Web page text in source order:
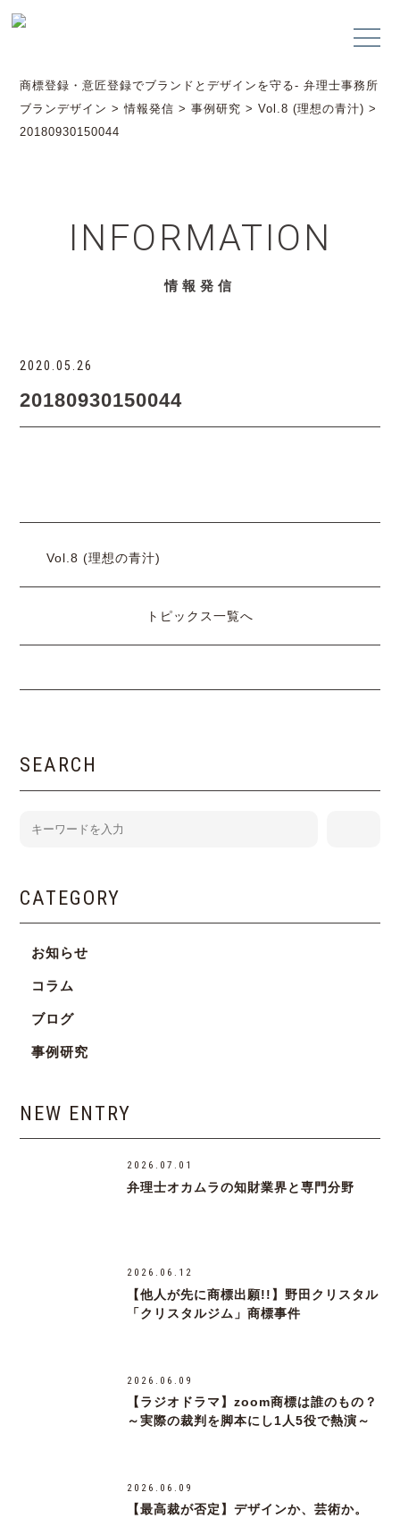
商標登録・意匠登録でブランドとデザインを守る- 弁理士事務所
ブランデザイン >情報発信 >事例研究 >Vol.8 (理想の青汁) >
20180930150044
INFORMATION
情報発信
2020.05.26
20180930150044
Vol.8 (理想の青汁)
トピックス一覧へ
SEARCH
CATEGORY
お知らせ
コラム
ブログ
事例研究
NEW ENTRY
2026.07.01
弁理士オカムラの知財業界と専門分野
2026.06.12
【他人が先に商標出願!!】野田クリスタル
「クリスタルジム」商標事件
2026.06.09
【ラジオドラマ】zoom商標は誰のもの？
～実際の裁判を脚本にし1人5役で熱演～
2026.06.09
【最高裁が否定】デザインか、芸術か。